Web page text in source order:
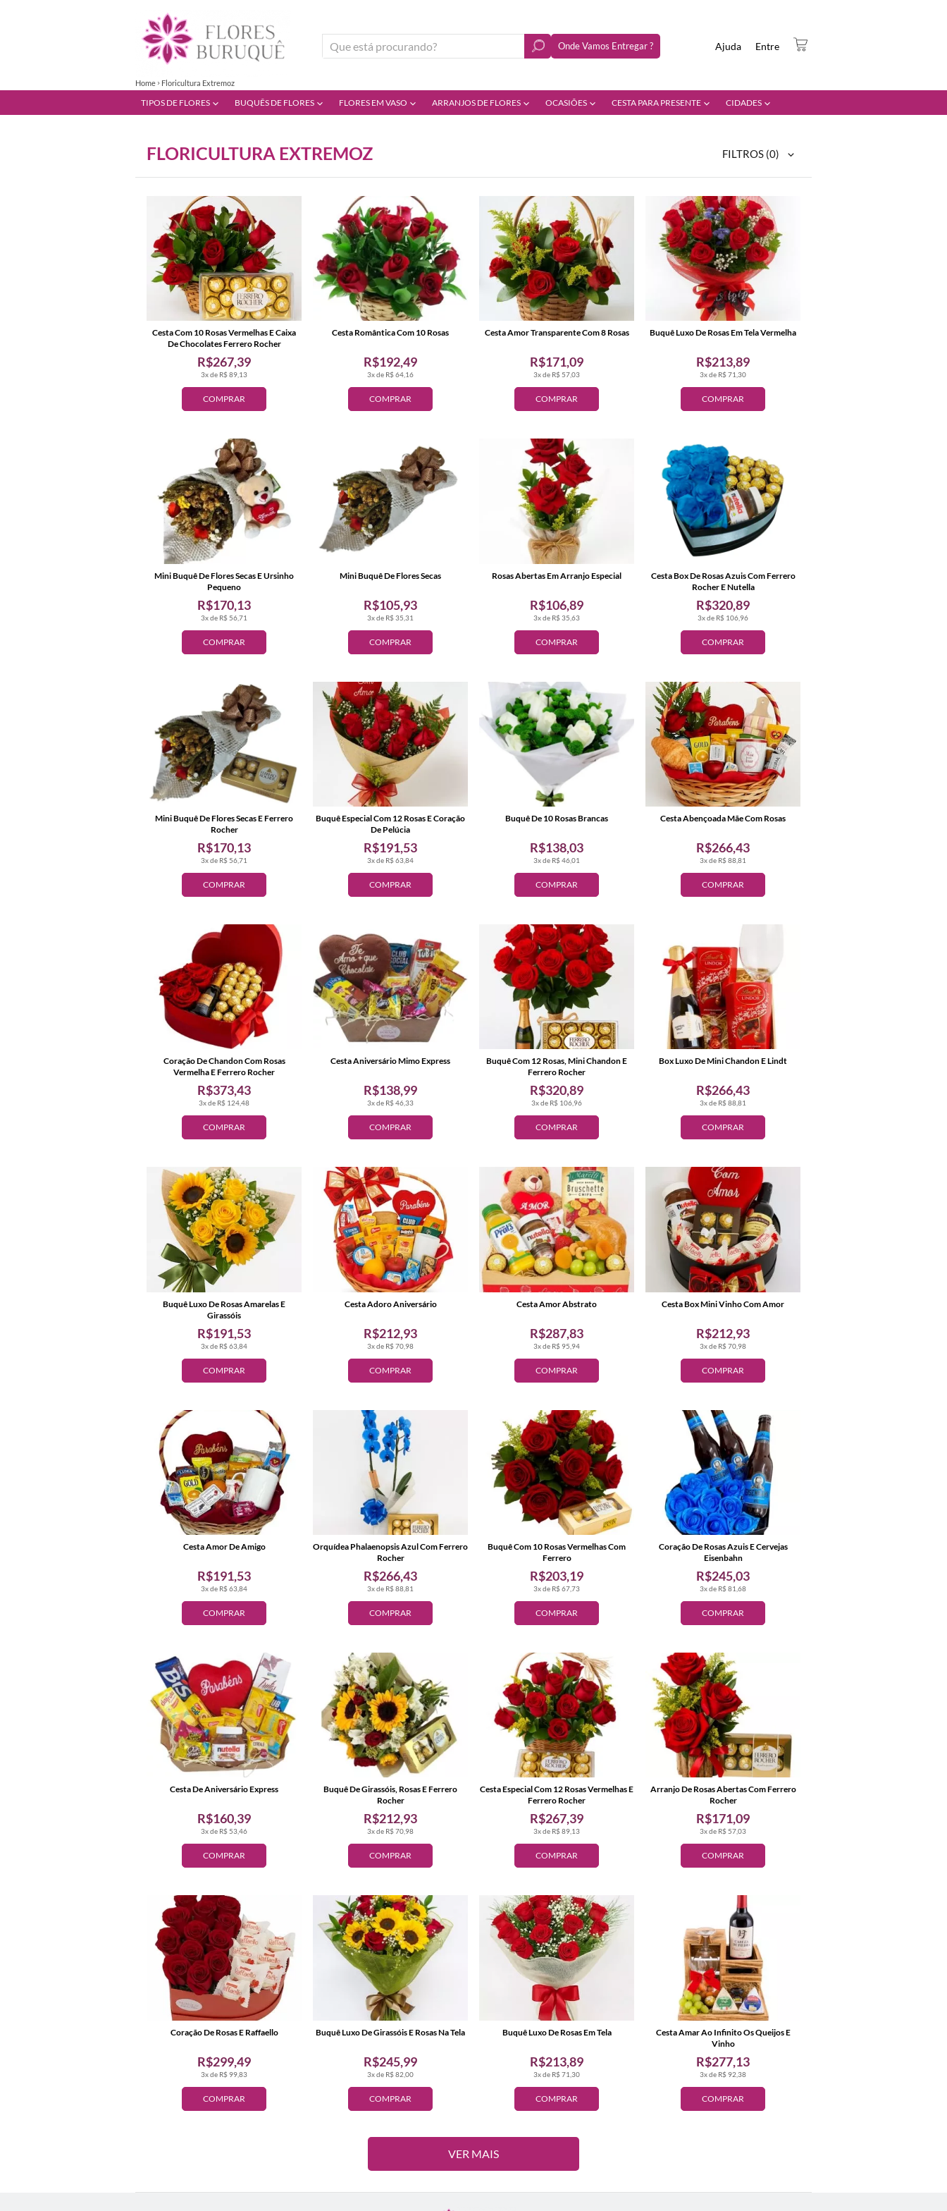
Onde Vamos Entregar ? Entre
Ajuda
TIPOS DE FLORES BUQUÊS DE FLORES FLORES EM VASO ARRANJOS DE FLORES OCASIÕES CESTA PARA PRESENTE CIDADES
Home Floricultura Extremoz
FLORICULTURA EXTREMOZ FILTROS (0)
COMPRAR
3x de R$ 89,13
R$267,39
Cesta Com 10 Rosas Vermelhas E Caixa
De Chocolates Ferrero Rocher
COMPRAR
3x de R$ 64,16
R$192,49
Cesta Romântica Com 10 Rosas
COMPRAR
3x de R$ 57,03
R$171,09
Cesta Amor Transparente Com 8 Rosas
COMPRAR
3x de R$ 71,30
R$213,89
Buquê Luxo De Rosas Em Tela Vermelha
COMPRAR
3x de R$ 56,71
R$170,13
Mini Buquê De Flores Secas E Ursinho
Pequeno
COMPRAR
3x de R$ 35,31
R$105,93
Mini Buquê De Flores Secas
COMPRAR
3x de R$ 35,63
R$106,89
Rosas Abertas Em Arranjo Especial
COMPRAR
3x de R$ 106,96
R$320,89
Cesta Box De Rosas Azuis Com Ferrero
Rocher E Nutella
COMPRAR
3x de R$ 56,71
R$170,13
Mini Buquê De Flores Secas E Ferrero
Rocher
COMPRAR
3x de R$ 63,84
R$191,53
Buquê Especial Com 12 Rosas E Coração
De Pelúcia
COMPRAR
3x de R$ 46,01
R$138,03
Buquê De 10 Rosas Brancas
COMPRAR
3x de R$ 88,81
R$266,43
Cesta Abençoada Mãe Com Rosas
COMPRAR
3x de R$ 124,48
R$373,43
Coração De Chandon Com Rosas
Vermelha E Ferrero Rocher
COMPRAR
3x de R$ 46,33
R$138,99
Cesta Aniversário Mimo Express
COMPRAR
3x de R$ 106,96
R$320,89
Buquê Com 12 Rosas, Mini Chandon E
Ferrero Rocher
COMPRAR
3x de R$ 88,81
R$266,43
Box Luxo De Mini Chandon E Lindt
COMPRAR
3x de R$ 63,84
R$191,53
Buquê Luxo De Rosas Amarelas E
Girassóis
COMPRAR
3x de R$ 70,98
R$212,93
Cesta Adoro Aniversário
COMPRAR
3x de R$ 95,94
R$287,83
Cesta Amor Abstrato
COMPRAR
3x de R$ 70,98
R$212,93
Cesta Box Mini Vinho Com Amor
COMPRAR
3x de R$ 63,84
R$191,53
Cesta Amor De Amigo
COMPRAR
3x de R$ 88,81
R$266,43
Orquídea Phalaenopsis Azul Com Ferrero
Rocher
COMPRAR
3x de R$ 67,73
R$203,19
Buquê Com 10 Rosas Vermelhas Com
Ferrero
COMPRAR
3x de R$ 81,68
R$245,03
Coração De Rosas Azuis E Cervejas
Eisenbahn
COMPRAR
3x de R$ 53,46
R$160,39
Cesta De Aniversário Express
COMPRAR
3x de R$ 70,98
R$212,93
Buquê De Girassóis, Rosas E Ferrero
Rocher
COMPRAR
3x de R$ 89,13
R$267,39
Cesta Especial Com 12 Rosas Vermelhas E
Ferrero Rocher
COMPRAR
3x de R$ 57,03
R$171,09
Arranjo De Rosas Abertas Com Ferrero
Rocher
COMPRAR
3x de R$ 99,83
R$299,49
Coração De Rosas E Raffaello
COMPRAR
3x de R$ 82,00
R$245,99
Buquê Luxo De Girassóis E Rosas Na Tela
COMPRAR
3x de R$ 71,30
R$213,89
Buquê Luxo De Rosas Em Tela
COMPRAR
3x de R$ 92,38
R$277,13
Cesta Amar Ao Infinito Os Queijos E
Vinho
VER MAIS